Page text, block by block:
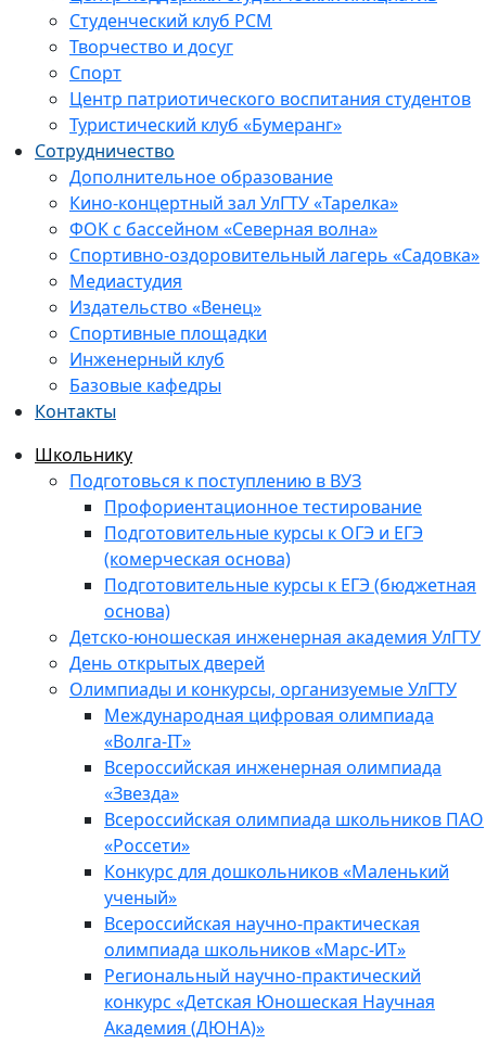
Студенческий клуб РСМ
Творчество и досуг
Спорт
Центр патриотического воспитания студентов
Туристический клуб «Бумеранг»
Сотрудничество
Дополнительное образование
Кино-концертный зал УлГТУ «Тарелка»
ФОК с бассейном «Северная волна»
Спортивно-оздоровительный лагерь «Садовка»
Медиастудия
Издательство «Венец»
Спортивные площадки
Инженерный клуб
Базовые кафедры
Контакты
Школьнику
Подготовься к поступлению в ВУЗ
Профориентационное тестирование
Подготовительные курсы к ОГЭ и ЕГЭ
(комерческая основа)
Подготовительные курсы к ЕГЭ (бюджетная
основа)
Детско-юношеская инженерная академия УлГТУ
День открытых дверей
Олимпиады и конкурсы, организуемые УлГТУ
Международная цифровая олимпиада
«Волга-IT»
Всероссийская инженерная олимпиада
«Звезда»
Всероссийская олимпиада школьников ПАО
«Россети»
Конкурс для дошкольников «Маленький
ученый»
Всероссийская научно-практическая
олимпиада школьников «Марс-ИТ»
Региональный научно-практический
конкурс «Детская Юношеская Научная
Академия (ДЮНА)»